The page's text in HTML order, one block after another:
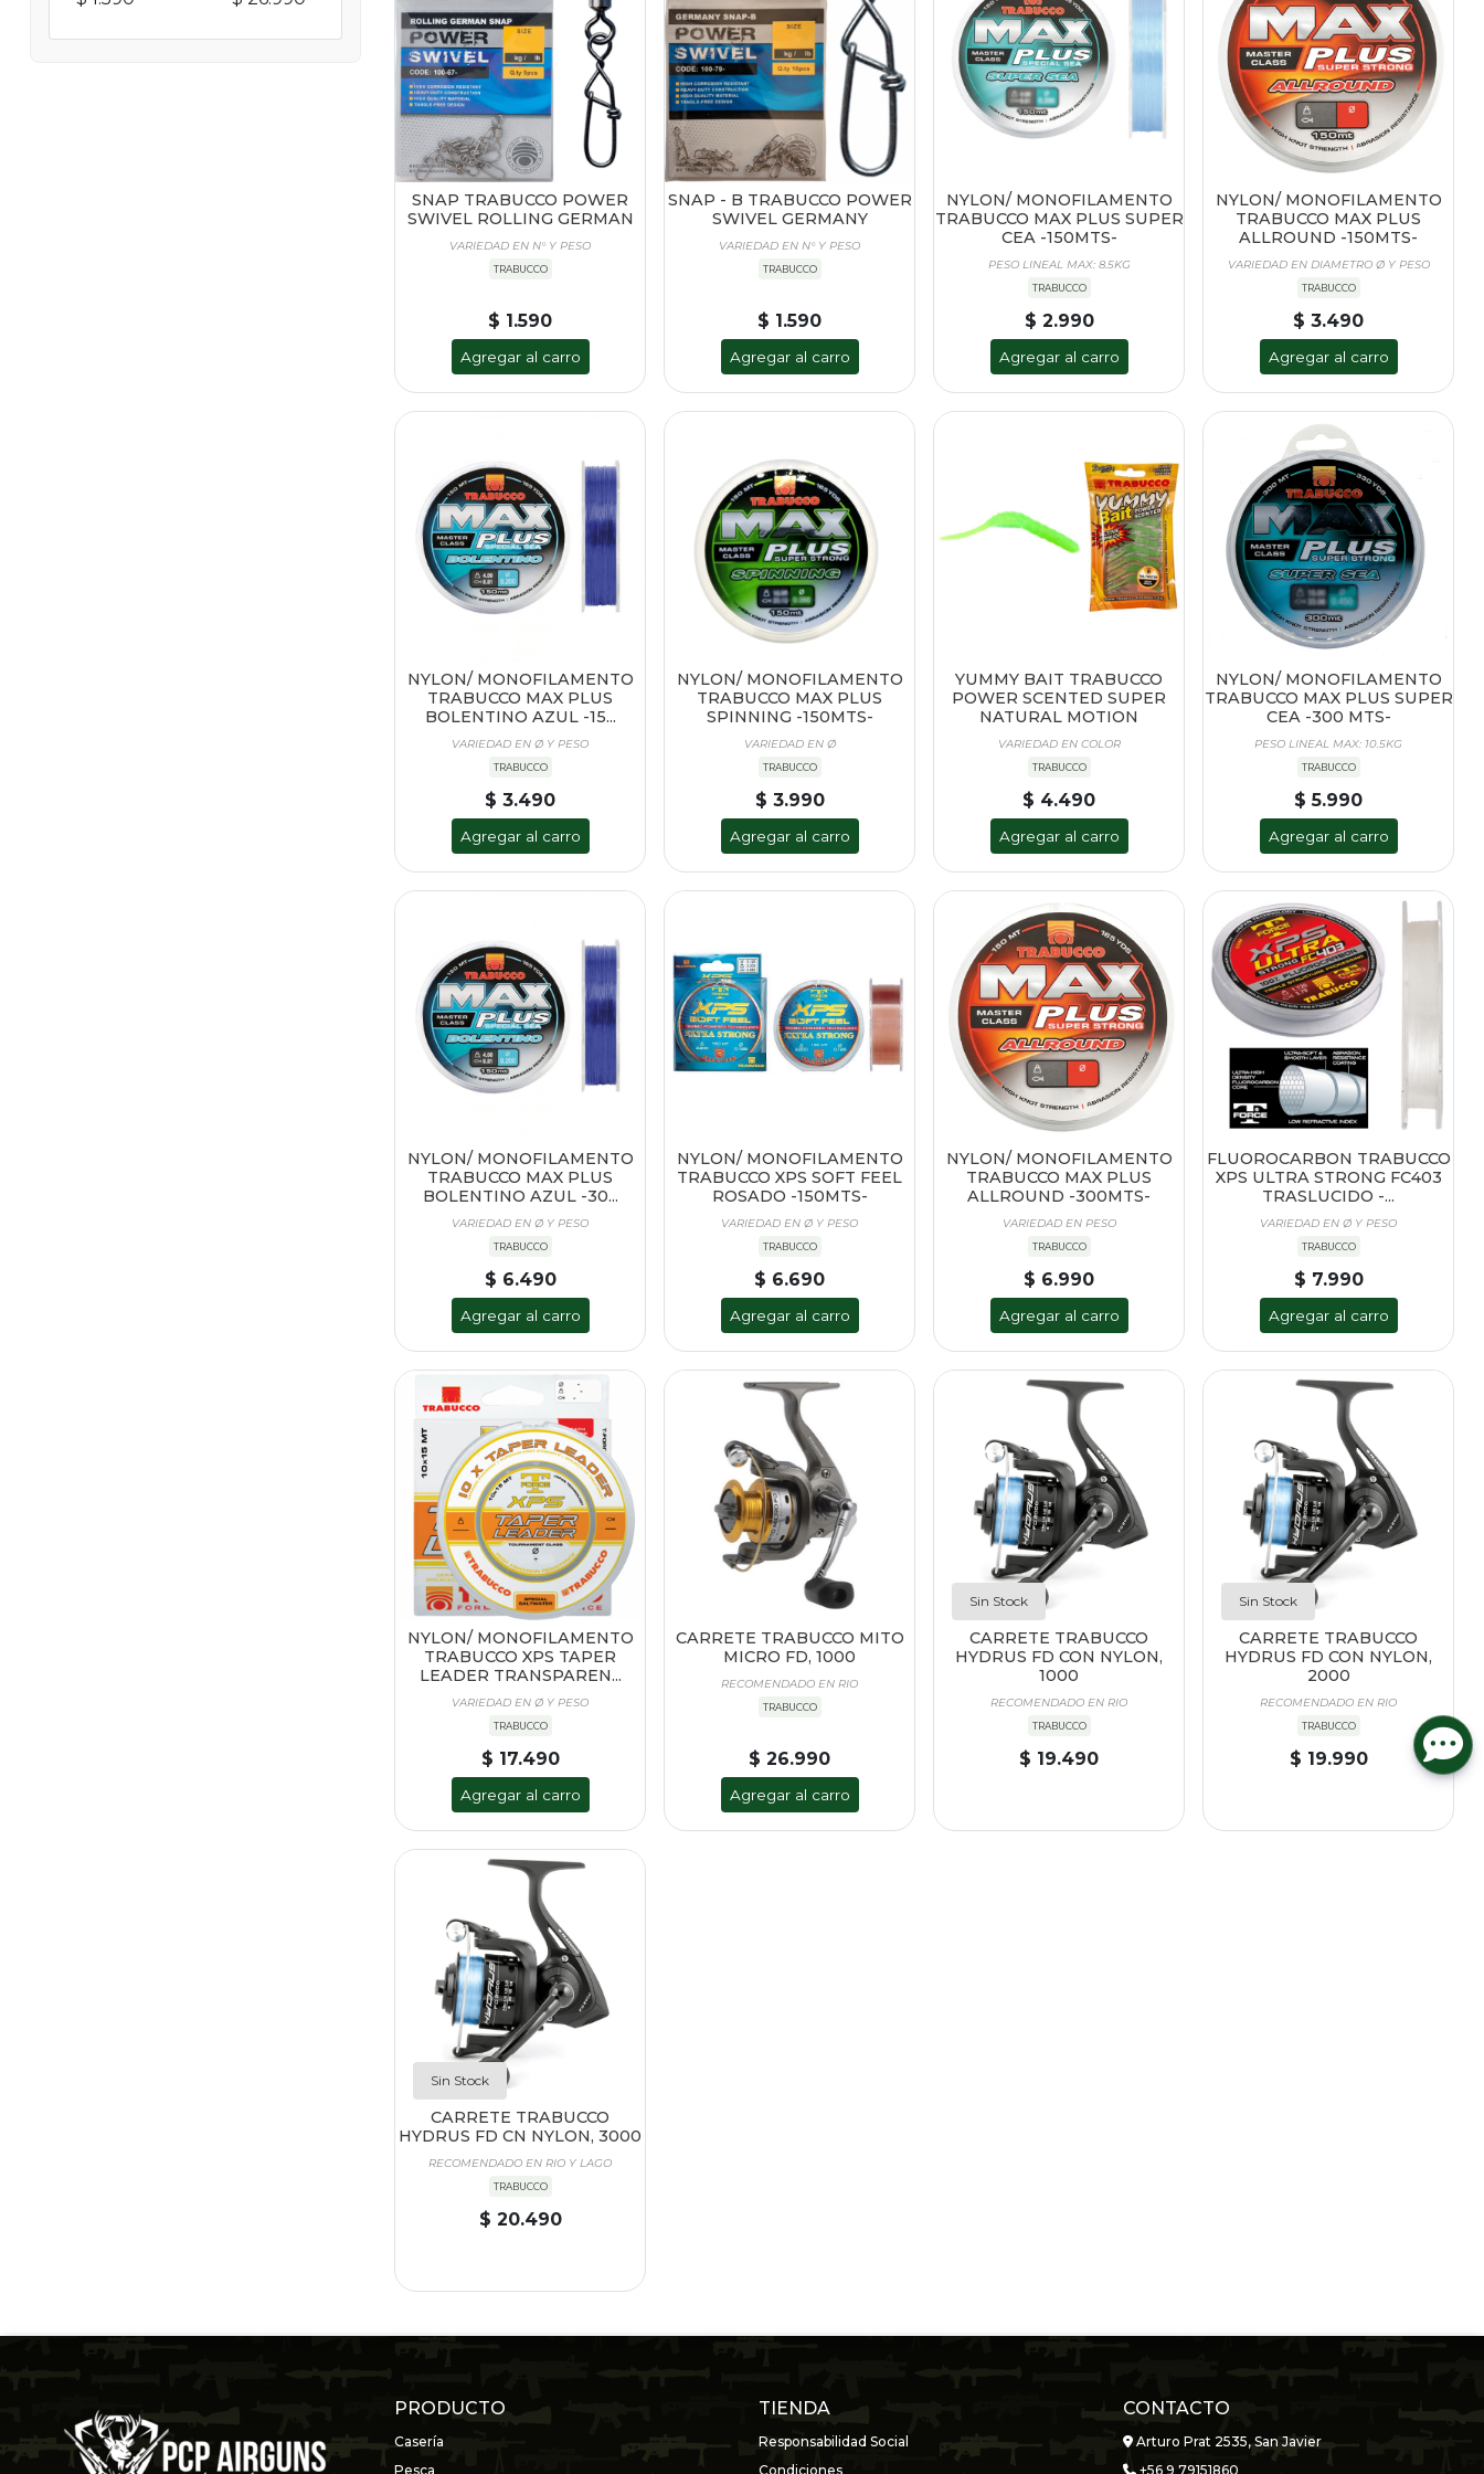
SNAP TRABUCCO POWER
SWIVEL ROLLING GERMAN
VARIEDAD EN N° Y PESO
TRABUCCO
$ 1.590
Agregar al carro
SNAP - B TRABUCCO POWER
SWIVEL GERMANY
VARIEDAD EN N° Y PESO
TRABUCCO
$ 1.590
Agregar al carro
NYLON/ MONOFILAMENTO
TRABUCCO MAX PLUS SUPER
CEA -150MTS-
PESO LINEAL MAX: 8.5KG
TRABUCCO
$ 2.990
Agregar al carro
NYLON/ MONOFILAMENTO
TRABUCCO MAX PLUS
ALLROUND -150MTS-
VARIEDAD EN DIAMETRO Ø Y PESO
TRABUCCO
$ 3.490
Agregar al carro
NYLON/ MONOFILAMENTO
TRABUCCO MAX PLUS
BOLENTINO AZUL -15...
VARIEDAD EN Ø Y PESO
TRABUCCO
$ 3.490
Agregar al carro
NYLON/ MONOFILAMENTO
TRABUCCO MAX PLUS
SPINNING -150MTS-
VARIEDAD EN Ø
TRABUCCO
$ 3.990
Agregar al carro
YUMMY BAIT TRABUCCO
POWER SCENTED SUPER
NATURAL MOTION
VARIEDAD EN COLOR
TRABUCCO
$ 4.490
Agregar al carro
NYLON/ MONOFILAMENTO
TRABUCCO MAX PLUS SUPER
CEA -300 MTS-
PESO LINEAL MAX: 10.5KG
TRABUCCO
$ 5.990
Agregar al carro
NYLON/ MONOFILAMENTO
TRABUCCO MAX PLUS
BOLENTINO AZUL -30...
VARIEDAD EN Ø Y PESO
TRABUCCO
$ 6.490
Agregar al carro
NYLON/ MONOFILAMENTO
TRABUCCO XPS SOFT FEEL
ROSADO -150MTS-
VARIEDAD EN Ø Y PESO
TRABUCCO
$ 6.690
Agregar al carro
NYLON/ MONOFILAMENTO
TRABUCCO MAX PLUS
ALLROUND -300MTS-
VARIEDAD EN PESO
TRABUCCO
$ 6.990
Agregar al carro
FLUOROCARBON TRABUCCO
XPS ULTRA STRONG FC403
TRASLUCIDO -...
VARIEDAD EN Ø Y PESO
TRABUCCO
$ 7.990
Agregar al carro
NYLON/ MONOFILAMENTO
TRABUCCO XPS TAPER
LEADER TRANSPAREN...
VARIEDAD EN Ø Y PESO
TRABUCCO
$ 17.490
Agregar al carro
CARRETE TRABUCCO MITO
MICRO FD, 1000
RECOMENDADO EN RIO
TRABUCCO
$ 26.990
Agregar al carro
Sin Stock
CARRETE TRABUCCO
HYDRUS FD CON NYLON,
1000
RECOMENDADO EN RIO
TRABUCCO
$ 19.490
Sin Stock
CARRETE TRABUCCO
HYDRUS FD CON NYLON,
2000
RECOMENDADO EN RIO
TRABUCCO
$ 19.990
Sin Stock
CARRETE TRABUCCO
HYDRUS FD CN NYLON, 3000
RECOMENDADO EN RIO Y LAGO
TRABUCCO
$ 20.490
PRODUCTO
Casería
Pesca
TIENDA
Responsabilidad Social
Condiciones
CONTACTO
Arturo Prat 2535, San Javier
+56 9 79151860